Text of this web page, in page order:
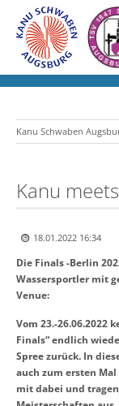
Kanu Schwaben
Kanu
18.01.2022 16:34
Die Finals -Berlin
Wassersportler mit
Venue:
Vom 23.-26.06.2022
Finals“ endlich
Spree zurück. In
auch zum ersten
mit dabei und